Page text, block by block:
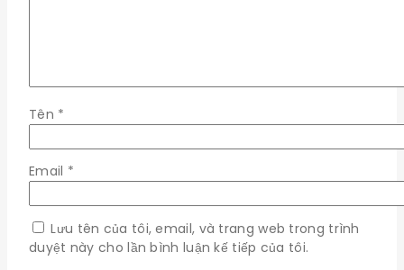
Tên *
Email *
Lưu tên của tôi, email, và trang web trong trình
duyệt này cho lần bình luận kế tiếp của tôi.